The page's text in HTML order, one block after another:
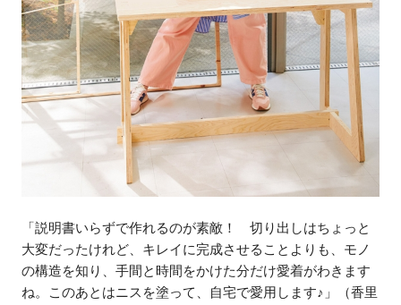
「説明書いらずで作れるのが素敵！ 切り出しはちょっと
大変だったけれど、キレイに完成させることよりも、モノ
の構造を知り、手間と時間をかけた分だけ愛着がわきます
ね。このあとはニスを塗って、自宅で愛用します♪」（香里